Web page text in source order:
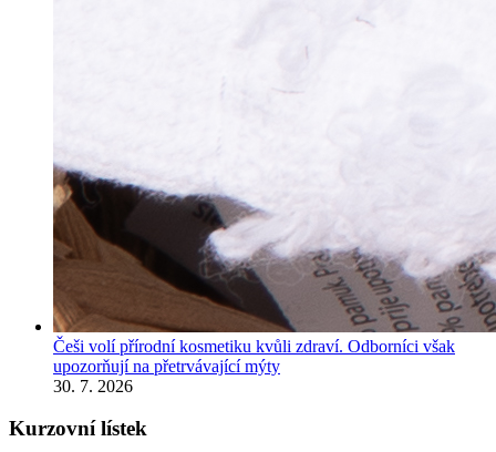
Češi volí přírodní kosmetiku kvůli zdraví. Odborníci však
upozorňují na přetrvávající mýty
30. 7. 2026
Kurzovní lístek